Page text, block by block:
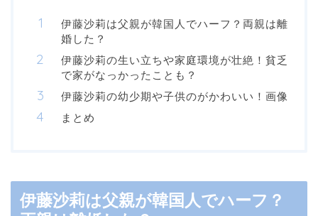
伊藤沙莉は父親が韓国人でハーフ？両親は離
婚した？
伊藤沙莉の生い立ちや家庭環境が壮絶！貧乏
で家がなっかったことも？
伊藤沙莉の幼少期や子供のがかわいい！画像
まとめ
伊藤沙莉は父親が韓国人でハーフ？